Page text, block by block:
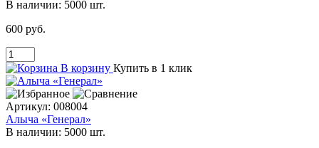
В наличии: 5000 шт.
600 руб.
В корзину Купить в 1 клик
Артикул: 008004
Алыча «Генерал»
В наличии: 5000 шт.